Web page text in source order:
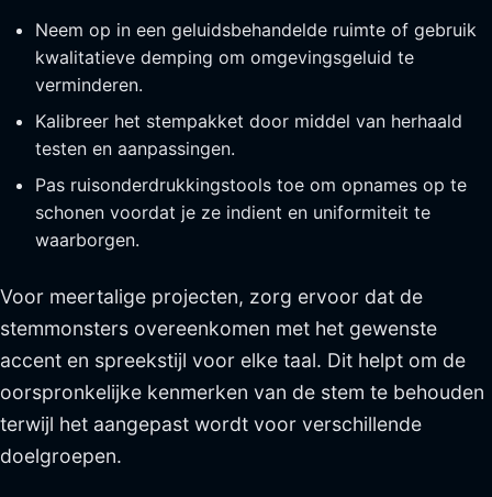
Neem op in een geluidsbehandelde ruimte of gebruik
kwalitatieve demping om omgevingsgeluid te
verminderen.
Kalibreer het stempakket door middel van herhaald
testen en aanpassingen.
Pas ruisonderdrukkingstools toe om opnames op te
schonen voordat je ze indient en uniformiteit te
waarborgen.
Voor meertalige projecten, zorg ervoor dat de
stemmonsters overeenkomen met het gewenste
accent en spreekstijl voor elke taal. Dit helpt om de
oorspronkelijke kenmerken van de stem te behouden
terwijl het aangepast wordt voor verschillende
doelgroepen.